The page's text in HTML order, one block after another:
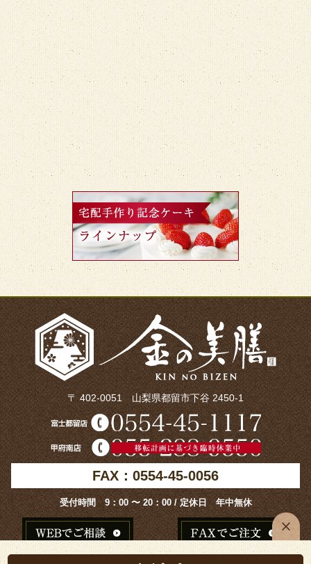
〒 402-0051 山梨県都留市下谷 2450-1
FAX：0554-45-0056
受付時間 9：00 〜 20：00 / 定休日 年中無休